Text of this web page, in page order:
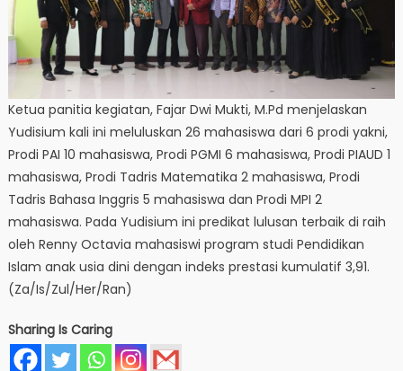
Ketua panitia kegiatan, Fajar Dwi Mukti, M.Pd menjelaskan
Yudisium kali ini meluluskan 26 mahasiswa dari 6 prodi yakni,
Prodi PAI 10 mahasiswa, Prodi PGMI 6 mahasiswa, Prodi PIAUD 1
mahasiswa, Prodi Tadris Matematika 2 mahasiswa, Prodi
Tadris Bahasa Inggris 5 mahasiswa dan Prodi MPI 2
mahasiswa. Pada Yudisium ini predikat lulusan terbaik di raih
oleh Renny Octavia mahasiswi program studi Pendidikan
Islam anak usia dini dengan indeks prestasi kumulatif 3,91.
(Za/Is/Zul/Her/Ran)
Sharing Is Caring